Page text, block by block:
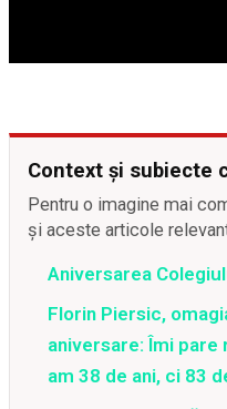
Context și subiecte
Pentru o imagine mai
și aceste articole
Aniversarea
Florin Piersic,
aniversare: Îmi pare
am 38 de ani, ci 83